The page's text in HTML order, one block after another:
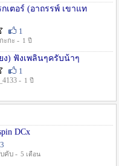
เตอร์ (อาถรรพ์ เขาแท
1
ะกะ - 1 ปี
ง) ฟังเพลินๆครับน้าๆ
1
- 1 ปี
DCx
3
คับ - 5 เดือน